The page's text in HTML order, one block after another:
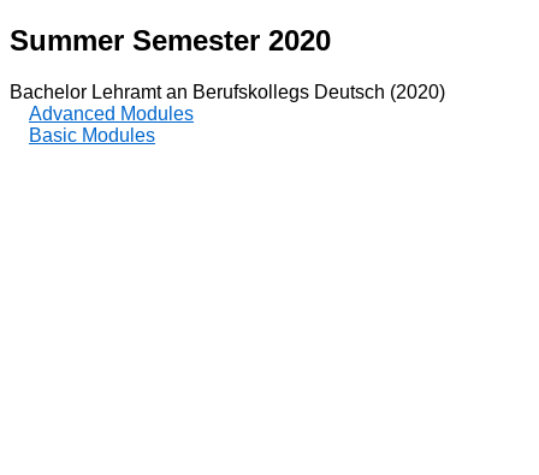
Summer Semester 2020
Bachelor Lehramt an Berufskollegs Deutsch (2020)
Advanced Modules
Basic Modules